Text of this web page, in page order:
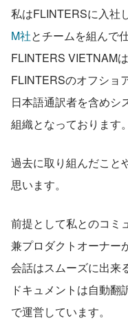
私はFLINTERSに入社
M社とチームを組んで
FLINTERS VIETNAM
FLINTERSのオフショ
日本語通訳者を含めシ
組織となっております。
過去に取り組んだこと
思います。
前提として私とのコミ
兼プロダクトオーナー
会話はスムーズに出来
ドキュメントは自動
で運営しています。